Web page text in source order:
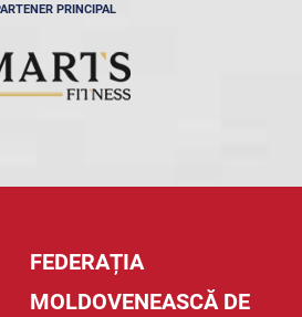
PRINCIPAL
FEDERAȚIA
MOLDOVENEASCĂ DE